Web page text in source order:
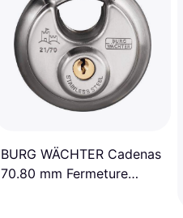
BURG WÄCHTER Cadenas
70.80 mm Fermeture